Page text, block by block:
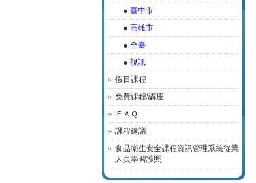
● 臺中市
● 高雄市
● 全臺
● 視訊
假日課程
免費課程/講座
ＦＡＱ
課程建議
食品衛生安全課程資訊管理系統從業
人員學習護照